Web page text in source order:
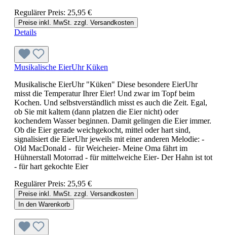
Regulärer Preis: 25,95 €
Preise inkl. MwSt. zzgl. Versandkosten
Details
Musikalische EierUhr Küken
Musikalische EierUhr "Küken" Diese besondere EierUhr
misst die Temperatur Ihrer Eier! Und zwar im Topf beim
Kochen. Und selbstverständlich misst es auch die Zeit. Egal,
ob Sie mit kaltem (dann platzen die Eier nicht) oder
kochendem Wasser beginnen. Damit gelingen die Eier immer.
Ob die Eier gerade weichgekocht, mittel oder hart sind,
signalisiert die EierUhr jeweils mit einer anderen Melodie: -
Old MacDonald - für Weicheier- Meine Oma fährt im
Hühnerstall Motorrad - für mittelweiche Eier- Der Hahn ist tot
- für hart gekochte Eier
Regulärer Preis: 25,95 €
Preise inkl. MwSt. zzgl. Versandkosten
In den Warenkorb